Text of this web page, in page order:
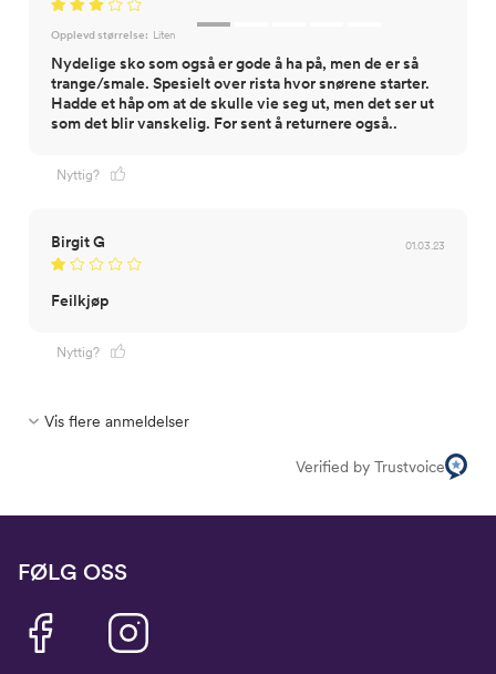
Opplevd størrelse: Liten
Nydelige sko som også er gode å ha på, men de er så
trange/smale. Spesielt over rista hvor snørene starter.
Hadde et håp om at de skulle vie seg ut, men det ser ut
som det blir vanskelig. For sent å returnere også..
Nyttig?
Birgit G 01.03.23
Feilkjøp
Nyttig?
Vis flere anmeldelser
Verified by Trustvoice
FØLG OSS